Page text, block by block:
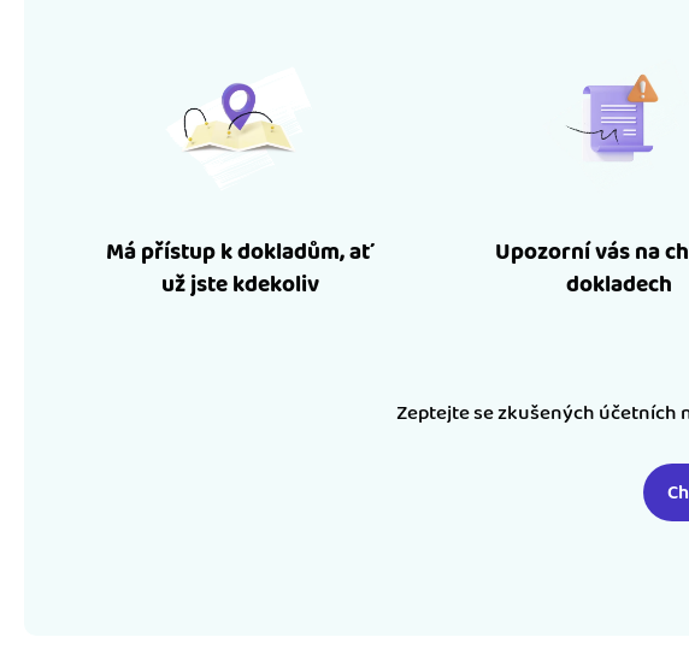
Má přístup k dokladům, ať
už jste kdekoliv
Upozorní vás na
dokladech
Zeptejte se zkušených účetních